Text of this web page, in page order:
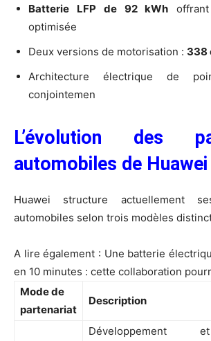
Batterie LFP de 92 kWh
optimisée
Deux versions de motorisation : 338
Architecture électrique de
conjointemen
L’évolution des
automobiles de Huawei
Huawei structure actuellement
automobiles selon trois modèles
A lire également : Une batterie
en 10 minutes : cette collaboration
Mode de
partenariat
Description
Développement et